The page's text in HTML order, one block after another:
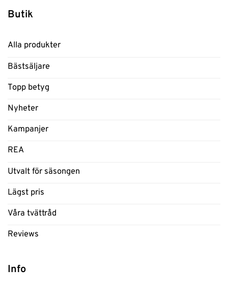
Butik
Alla produkter
Bästsäljare
Topp betyg
Nyheter
Kampanjer
REA
Utvalt för säsongen
Lägst pris
Våra tvättråd
Reviews
Info